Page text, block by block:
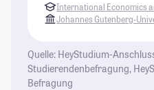
International Economics
Johannes Gutenberg-
Quelle: HeyStudium-
Studierendenbefragung,
Befragung